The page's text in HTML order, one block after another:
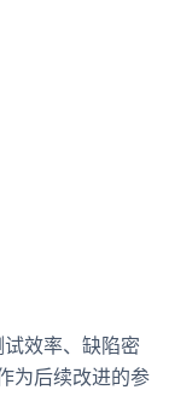
效率、缺陷密
为后续改进的参